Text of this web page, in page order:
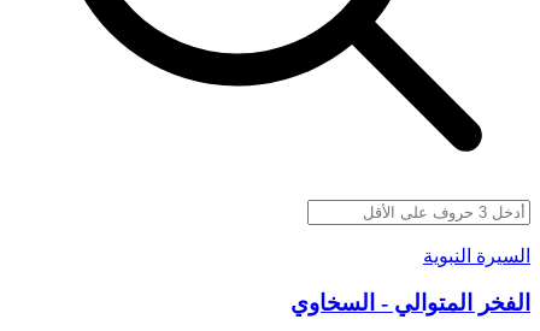
السيرة النبوية
الفخر المتوالي - السخاوي